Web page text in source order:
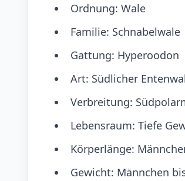
Ordnung: Wale
Familie: Schnabelwale
Gattung: Hyperoodon
Art: Südlicher Entenwal
Verbreitung:
Lebensraum: Tiefe
Körperlänge:
Gewicht: Männchen